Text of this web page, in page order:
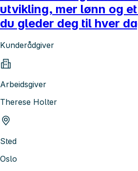
utvikling, mer lønn og
du gleder deg til hver
Kunderådgiver
Arbeidsgiver
Therese Holter
Sted
Oslo